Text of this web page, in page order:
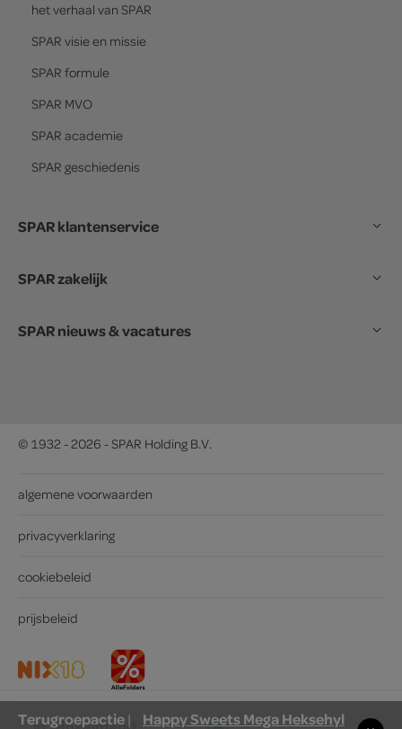
het verhaal van SPAR
SPAR visie en missie
SPAR formule
SPAR MVO
SPAR academie
SPAR geschiedenis
SPAR klantenservice
SPAR zakelijk
SPAR nieuws & vacatures
© 1932 - 2026 - SPAR Holding B.V.
algemene voorwaarden
privacyverklaring
cookiebeleid
prijsbeleid
Terugroepactie| Happy Sweets Mega Heksehyl